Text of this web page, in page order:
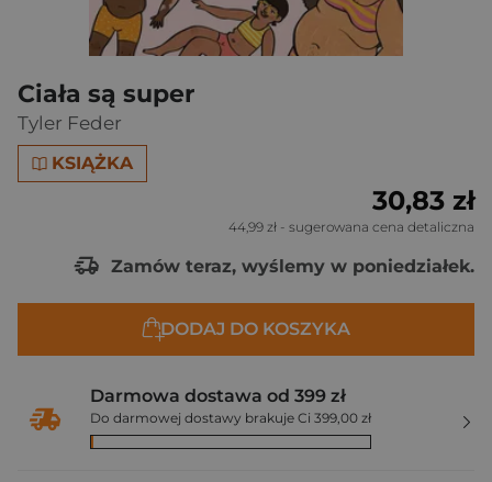
Ciała są super
Tyler Feder
KSIĄŻKA
30,83 zł
44,99 zł - sugerowana cena detaliczna
Zamów teraz, wyślemy w poniedziałek.
DODAJ DO KOSZYKA
Darmowa dostawa od 399 zł
Do darmowej dostawy brakuje Ci 399,00 zł